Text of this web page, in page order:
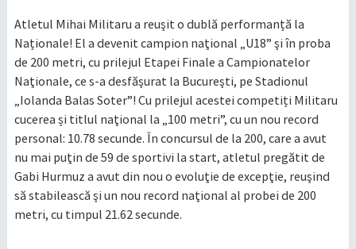
Atletul Mihai Militaru a reuşit o dublă performanță la
Naționale! El a devenit campion naţional „U18” şi în proba
de 200 metri, cu prilejul Etapei Finale a Campionatelor
Naţionale, ce s-a desfăşurat la Bucureşti, pe Stadionul
„Iolanda Balas Soter”! Cu prilejul acestei competiți Militaru
cucerea și titlul naţional la „100 metri”, cu un nou record
personal: 10.78 secunde. În concursul de la 200, care a avut
nu mai puţin de 59 de sportivi la start, atletul pregătit de
Gabi Hurmuz a avut din nou o evoluţie de excepţie, reuşind
să stabilească şi un nou record naţional al probei de 200
metri, cu timpul 21.62 secunde.